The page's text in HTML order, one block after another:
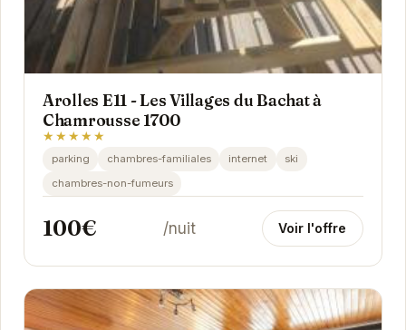
Arolles E11 - Les Villages du Bachat à
Chamrousse 1700
★★★★★
parking chambres-familiales internet
ski
chambres-non-fumeurs
100€ /nuit Voir l'offre